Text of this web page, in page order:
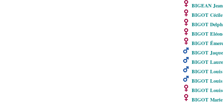
BIGEAN
BIGOT
BIGOT
BIGOT
BIGOT
BIGOT Jaque
BIGOT
BIGOT Louis
BIGOT
BIGOT
BIGOT